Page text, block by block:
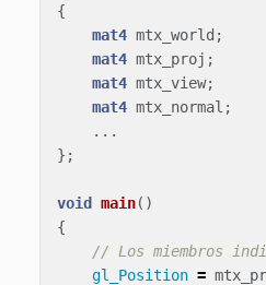
{
mat4 mtx_world ;
mat4 mtx_proj ;
mat4 mtx_view;
mat4 mtx_normal ;
...
};
void main()
{
// Los miembros
gl_Position =